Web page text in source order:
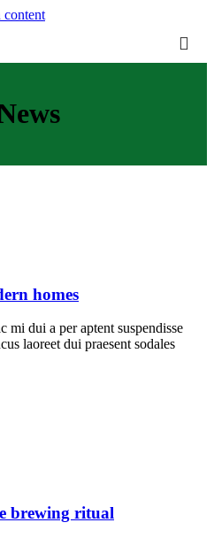
content
homes
mi dui a per aptent suspendisse
laoreet dui praesent sodales
brewing ritual